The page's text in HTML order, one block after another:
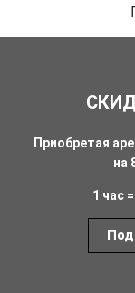
Приобретая
на
1 час